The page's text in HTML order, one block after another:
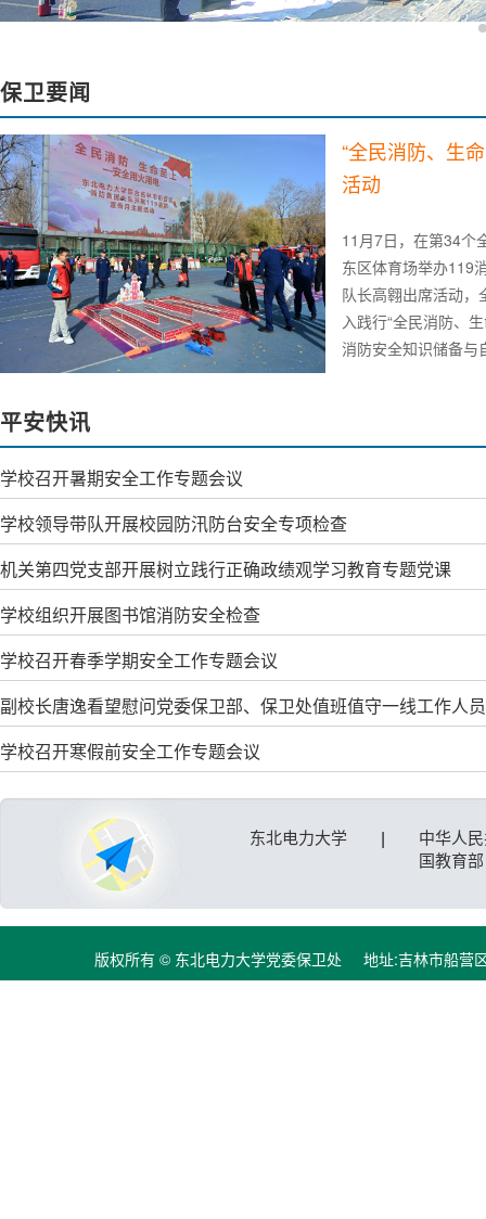
保卫要闻
“全民消防、生
活动
11月7日，在第34个
东区体育场举办119
队长高翱出席活动
入践行“全民消防、
消防安全知识储备与
平安快讯
学校召开暑期安全工作专题会议
学校领导带队开展校园防汛防台安全专项检查
机关第四党支部开展树立践行正确政绩观学习教育专题党课
学校组织开展图书馆消防安全检查
学校召开春季学期安全工作专题会议
副校长唐逸看望慰问党委保卫部、保卫处值班值守一线工作人员
学校召开寒假前安全工作专题会议
东北电力大学 |
中华人
国教育部
版权所有 © 东北电力大学党委保卫处 地址:吉林市船营